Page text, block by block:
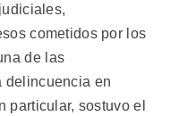
cometidos por los
de las
delincuencia en
particular, sostuvo el